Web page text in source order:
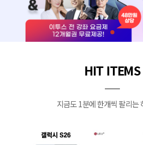
HIT ITEMS
지금도 1분에 한개씩 팔리는